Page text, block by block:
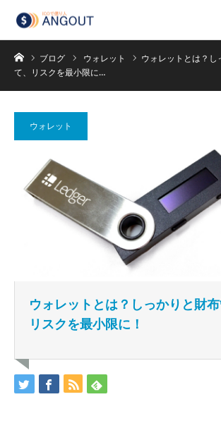
ホームブログ ウォレット
ウォレットとは？し
て、リスクを最小限に…
ウォレット
ウォレットとは？しっかりと財布
リスクを最小限に！